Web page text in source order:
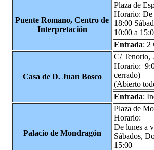
Puente Romano, Centro de
Interpretación
Plaza de
Horario: De
18:00
10:00 a
Entrada: 2
Casa de D. Juan Bosco
C/ Tenorio,
Horario:
cerrado)
(Abierto
Entrada:
Palacio de Mondragón
Plaza de
Horario:
De lunes a
Sábados,
15:00